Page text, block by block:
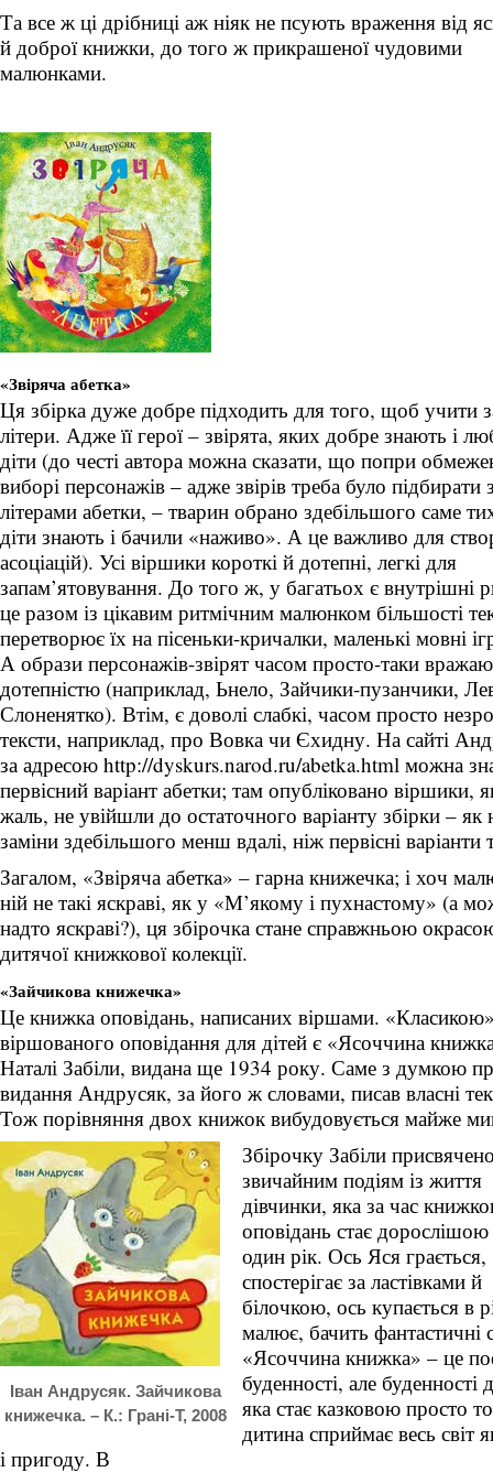
Та все ж ці дрібниці аж ніяк не псують враження від
й доброї книжки, до того ж прикрашеної чудовими
малюнками.
«Звіряча абетка»
Ця збірка дуже добре підходить для того, щоб учити
літери. Адже її герої – звірята, яких добре знають і
діти (до честі автора можна сказати, що попри
виборі персонажів – адже звірів треба було підбирати
літерами абетки, – тварин обрано здебільшого саме
діти знають і бачили «наживо». А це важливо для
асоціацій). Усі віршики короткі й дотепні, легкі для
запам’ятовування. До того ж, у багатьох є внутрішні
це разом із цікавим ритмічним малюнком більшості
перетворює їх на пісеньки-кричалки, маленькі мовні
А образи персонажів-звірят часом просто-таки
дотепністю (наприклад, Ьнело, Зайчики-пузанчики,
Слоненятко). Втім, є доволі слабкі, часом просто
тексти, наприклад, про Вовка чи Єхидну. На сайті
за адресою http://dyskurs.narod.ru/abetka.html можна
первісний варіант абетки; там опубліковано віршики,
жаль, не увійшли до остаточного варіанту збірки – як
заміни здебільшого менш вдалі, ніж первісні варіанти
Загалом, «Звіряча абетка» – гарна книжечка; і хоч
ній не такі яскраві, як у «М’якому і пухнастому» (а
надто яскраві?), ця збірочка стане справжньою
дитячої книжкової колекції.
«Зайчикова книжечка»
Це книжка оповідань, написаних віршами.
віршованого оповідання для дітей є «Ясоччина
Наталі Забіли, видана ще 1934 року. Саме з думкою
видання Андрусяк, за його ж словами, писав власні
Тож порівняння двох книжок вибудовується майже
Іван Андрусяк. Зайчикова
книжечка. – К.: Грані-Т, 2008
Збірочку Забіли
звичайним подіям із життя
дівчинки, яка за час
оповідань стає
один рік. Ось Яся грається,
спостерігає за ластівками й
білочкою, ось купається в
малює, бачить фантастичні
«Ясоччина книжка» – це
буденності, але буденності
яка стає казковою просто
дитина сприймає весь світ
і пригоду. В